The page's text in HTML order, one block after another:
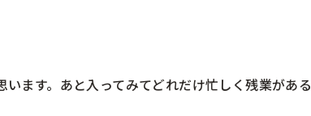
ます。あと入ってみてどれだけ忙しく残業があ